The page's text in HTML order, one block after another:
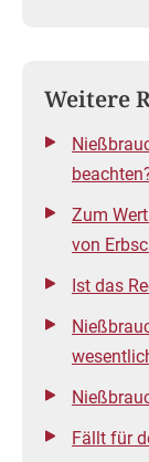
Weitere
Zum
von
Ist das
Fällt für